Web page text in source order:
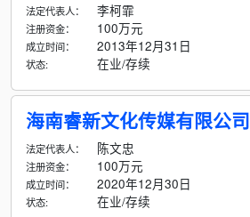
法定代表人： 李柯霏
注册资金： 100万元
成立时间： 2013年12月31日
状态: 在业/存续
海南睿新文化传媒有限公司
法定代表人： 陈文忠
注册资金： 100万元
成立时间： 2020年12月30日
状态: 在业/存续